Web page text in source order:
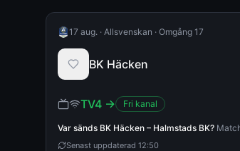
17 aug. · Allsvenskan · Omgång 17
BK Häcken
TV4 → Fri kanal
Var sänds BK Häcken – Halmstads BK?
Senast uppdaterad 12:50